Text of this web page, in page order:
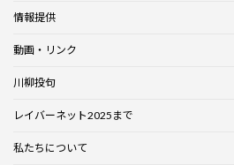
情報提供
動画・リンク
川柳投句
レイバーネット2025まで
私たちについて